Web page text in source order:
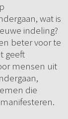
wat is
indeling?
beter voor te
geeft
mensen uit
die